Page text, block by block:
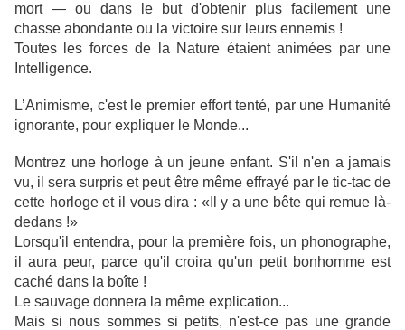
mort — ou dans le but d'obtenir plus facilement une
chasse abondante ou la victoire sur leurs ennemis !
Toutes les forces de la Nature étaient animées par une
Intelligence.
L’Animisme, c'est le premier effort tenté, par une Humanité
ignorante, pour expliquer le Monde...
Montrez une horloge à un jeune enfant. S'il n'en a jamais
vu, il sera surpris et peut être même effrayé par le tic-tac de
cette horloge et il vous dira : «Il y a une bête qui remue là-
dedans !»
Lorsqu'il entendra, pour la première fois, un phonographe,
il aura peur, parce qu'il croira qu'un petit bonhomme est
caché dans la boîte !
Le sauvage donnera la même explication...
Mais si nous sommes si petits, n'est-ce pas une grande